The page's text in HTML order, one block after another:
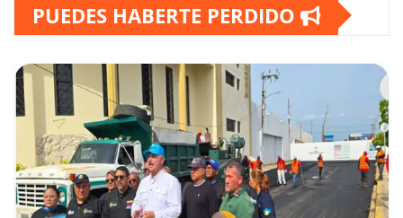
PUEDES HABERTE PERDIDO